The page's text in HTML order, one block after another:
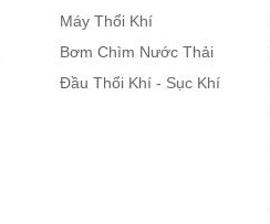
Máy Thổi Khí
Bơm Chìm Nước Thải
Đầu Thổi Khí - Sục Khí